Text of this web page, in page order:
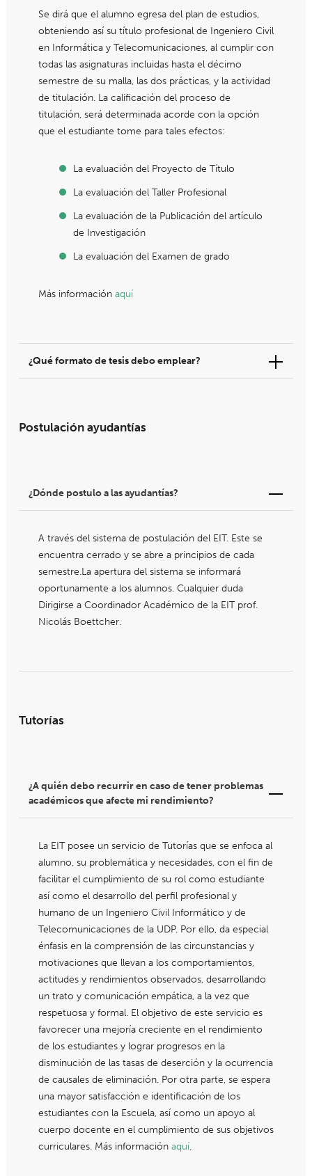
Se dirá que el alumno egresa del plan de estudios,
obteniendo así su título profesional de Ingeniero Civil
en Informática y Telecomunicaciones, al cumplir con
todas las asignaturas incluidas hasta el décimo
semestre de su malla, las dos prácticas, y la actividad
de titulación. La calificación del proceso de
titulación, será determinada acorde con la opción
que el estudiante tome para tales efectos:
La evaluación del Proyecto de Título
La evaluación del Taller Profesional
La evaluación de la Publicación del artículo
de Investigación
La evaluación del Examen de grado
Más información aquí
¿Qué formato de tesis debo emplear?
Postulación ayudantías
¿Dónde postulo a las ayudantías?
A través del sistema de postulación del EIT. Este se
encuentra cerrado y se abre a principios de cada
semestre.La apertura del sistema se informará
oportunamente a los alumnos. Cualquier duda
Dirigirse a Coordinador Académico de la EIT prof.
Nicolás Boettcher.
Tutorías
¿A quién debo recurrir en caso de tener problemas
académicos que afecte mi rendimiento?
La EIT posee un servicio de Tutorías que se enfoca al
alumno, su problemática y necesidades, con el fin de
facilitar el cumplimiento de su rol como estudiante
así como el desarrollo del perfil profesional y
humano de un Ingeniero Civil Informático y de
Telecomunicaciones de la UDP. Por ello, da especial
énfasis en la comprensión de las circunstancias y
motivaciones que llevan a los comportamientos,
actitudes y rendimientos observados, desarrollando
un trato y comunicación empática, a la vez que
respetuosa y formal. El objetivo de este servicio es
favorecer una mejoría creciente en el rendimiento
de los estudiantes y lograr progresos en la
disminución de las tasas de deserción y la ocurrencia
de causales de eliminación. Por otra parte, se espera
una mayor satisfacción e identificación de los
estudiantes con la Escuela, así como un apoyo al
cuerpo docente en el cumplimiento de sus objetivos
curriculares. Más información aquí.